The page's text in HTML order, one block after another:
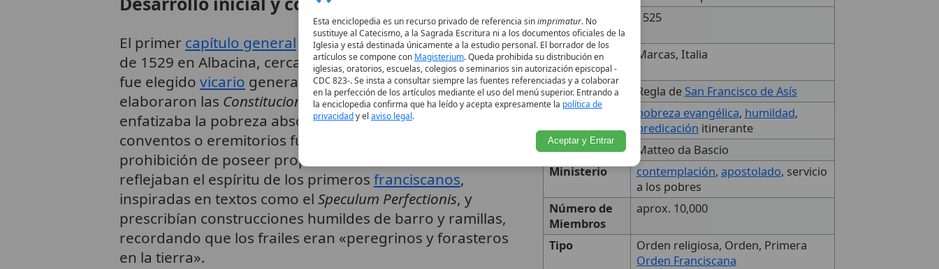
Fecha de
Fundación
1525
Lugar de
Fundación
Marcas, Italia
Basado en Regla de San Francisco de Asís
Carisma
pobreza evangélica, humildad,
predicación itinerante
Fundador
Matteo da Bascio
Ministerio
contemplación, apostolado, servicio
a los pobres
Número de
Miembros
aprox. 10,000
Tipo
Orden religiosa, Orden, Primera
Orden Franciscana
El primer capítulo general de la orden se celebró en abril
de 1529 en Albacina, cerca de las Marcas. Matteo da Bascio
fue elegido vicario general por aclamación, y se
elaboraron las Constituciones de Albacina, un código que
enfatizaba la pobreza absoluta, la vida en pequeños
conventos o eremitorios fuera de las ciudades, y la
prohibición de poseer propiedades. Estas constituciones
reflejaban el espíritu de los primeros franciscanos,
inspiradas en textos como el Speculum Perfectionis, y
prescribían construcciones humildes de barro y ramillas,
recordando que los frailes eran «peregrinos y forasteros
en la tierra».
Esta enciclopedia es un recurso privado de referencia sinimprimatur. No
sustituye al Catecismo, a la Sagrada Escritura ni a los documentos oficiales de la
Iglesia y está destinada únicamente a la estudio personal. El borrador de los
artículos se compone con Magisterium. Queda prohibida su distribución en
iglesias, oratorios, escuelas, colegios o seminarios sin autorización episcopal -
CDC 823-. Se insta a consultar siempre las fuentes referenciadas y a colaborar
en la perfección de los artículos mediante el uso del menú superior. Entrando a
la enciclopedia confirma que ha leído y acepta expresamente la política de
privacidady el aviso legal.
Aceptar y Entrar